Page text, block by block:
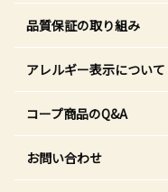
品質保証の取り組み
アレルギー表示について
コープ商品のQ&A
お問い合わせ